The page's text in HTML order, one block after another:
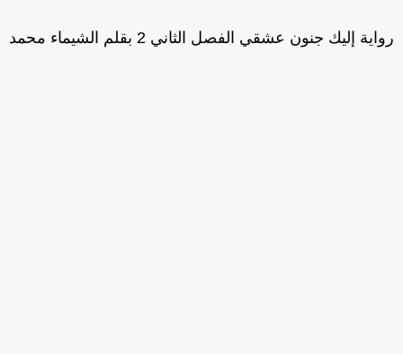
إليك جنون عشقي الفصل الثاني 2 بقلم الشيماء محمد